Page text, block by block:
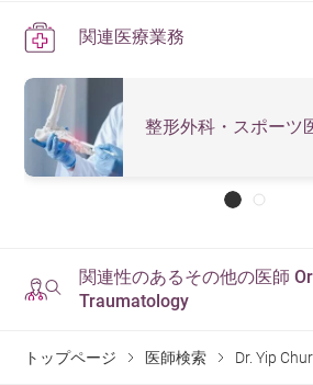
関連医療業務
整形外科・スポーツ
関連性のあるその他の医師
Traumatology
トップページ 医師検索 Dr. Yip